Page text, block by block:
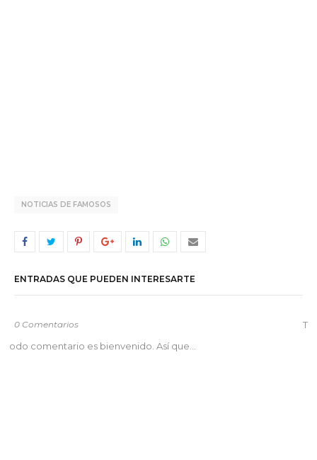
NOTICIAS DE FAMOSOS
ENTRADAS QUE PUEDEN INTERESARTE
0 Comentarios
T
odo comentario es bienvenido. Así que...